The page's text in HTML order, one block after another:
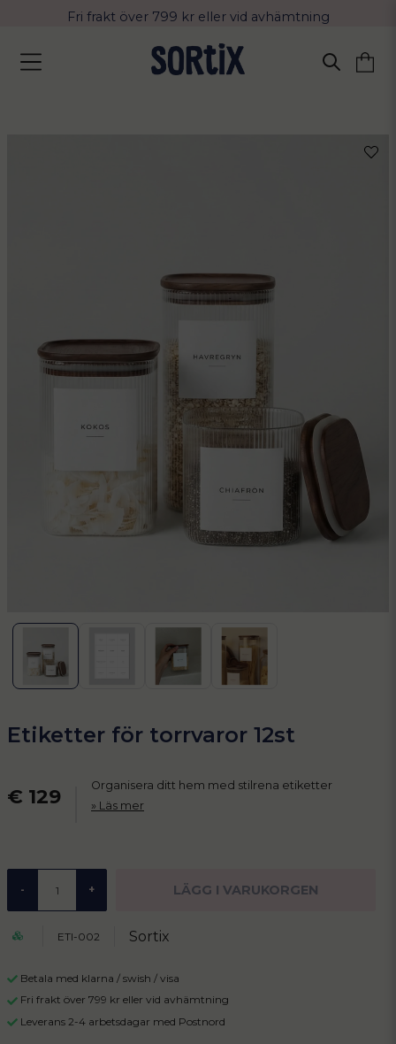
Fri frakt över 799 kr eller vid avhämtning
Leverans 2-4 arbetsdagar med Postnord
Etiketter för torrvaror 12st
€ 129
Organisera ditt hem med stilrena etiketter
Läs mer
- + LÄGG I VARUKORGEN
ETI-002 Sortix
Betala med klarna / swish / visa
Fri frakt över 799 kr eller vid avhämtning
Leverans 2-4 arbetsdagar med Postnord